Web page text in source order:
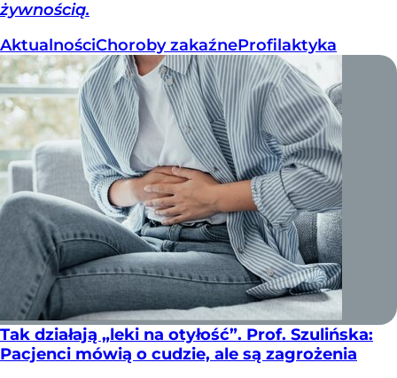
żywnością.
AktualnościChoroby zakaźneProfilaktyka
Tak działają „leki na otyłość”. Prof. Szulińska:
Pacjenci mówią o cudzie, ale są zagrożenia